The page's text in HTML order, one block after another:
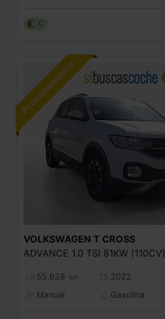
C
VOLKSWAGEN T CROSS
ADVANCE 1.0 TSI 81KW (110CV)
55.628 km
2022
Manual
Gasolina